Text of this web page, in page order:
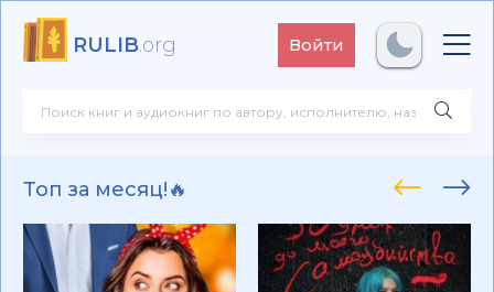
RULIB.org Войти
Топ за месяц!🔥